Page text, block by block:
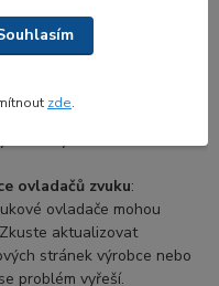
: Ujistěte se, že hlasitost
nastavena na slyšitelnou
ovladačů zvuku:
ovladače mohou
aktualizovat
stránek výrobce nebo
problém vyřeší.
zde.